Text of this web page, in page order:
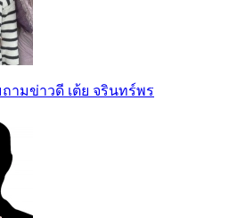
ามข่าวดี เต้ย จรินทร์พร